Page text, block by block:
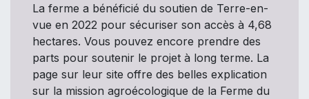
La ferme a bénéficié du soutien de Terre-en-
vue en 2022 pour sécuriser son accès à 4,68
hectares. Vous pouvez encore prendre des
parts pour soutenir le projet à long terme. La
page sur leur site offre des belles explication
sur la mission agroécologique de la Ferme du